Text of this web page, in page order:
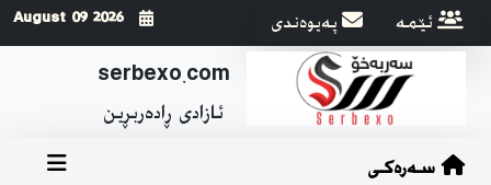
serbexo.com
ئازادی ڕاده‌ربڕین
ئێمه په‌یوه‌ندی 2026 August 09
سەرەکی